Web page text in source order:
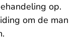
op.
om de man